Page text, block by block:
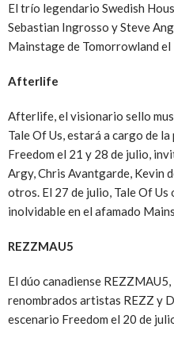
El trío legendario Swedish
Sebastian Ingrosso y Steve
Mainstage de Tomorrowland
Afterlife
Afterlife, el visionario sello
Tale Of Us, estará a cargo de
Freedom el 21 y 28 de julio,
Argy, Chris Avantgarde, Kevin
otros. El 27 de julio, Tale Of
inolvidable en el afamado
REZZMAU5
El dúo canadiense
renombrados artistas REZZ y
escenario Freedom el 20 de